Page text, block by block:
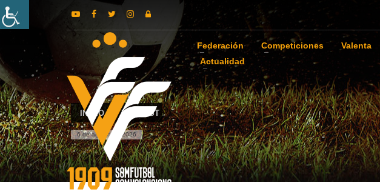
Federación Competiciones Valenta
Actualidad
INICIO PODCAST
6 de agosto de 2026